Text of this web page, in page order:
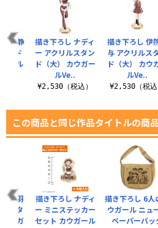
描き下ろし 伊
与 アクリルス
ド（大） カウ
ルVe..
¥2,530（税込
本 静
ンド
ール
描き下ろし ナディ
ー アクリルスタン
ド（大） カウガー
ルVe..
¥2,530（税込）
この商品と同じ作品タイトルの商品
描き下ろし 6人
ウガール ニュ
ペーパーバッ
園羽
スタ
ウガ
描き下ろし ナディ
ー ミニステッカー
セット カウガール